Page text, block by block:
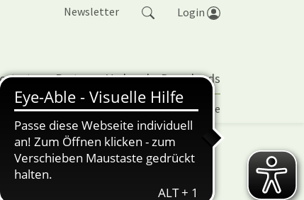
Newsletter Login
Partner Verband Downloads
| TORP Vereinspokal Turniere